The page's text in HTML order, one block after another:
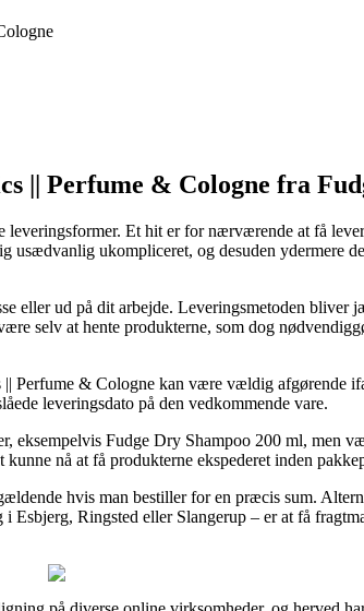
|| Perfume & Cologne fra
Et hit er for nærværende at få
usædvanlig ukompliceret, og desuden ydermere
eller ud på dit arbejde. Leveringsmetoden bliver
selv at hente produkterne, som dog
Perfume & Cologne kan være vældig afgørende
leveringsdato på den vedkommende vare.
eksempelvis Fudge Dry Shampoo 200 ml, men
nå at få produkterne ekspederet inden
hvis man bestiller for en præcis sum.
Ringsted eller Slangerup – er at få